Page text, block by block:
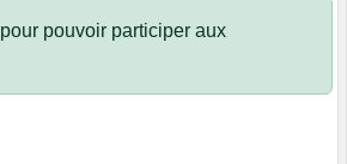
pour pouvoir participer aux